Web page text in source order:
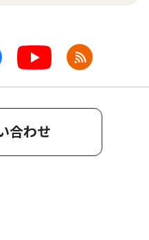
合わせ